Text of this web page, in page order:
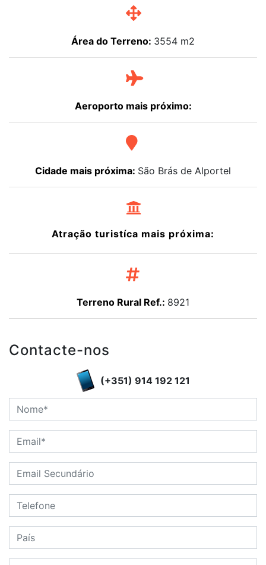
Área do Terreno: 3554 m2
Aeroporto mais próximo:
Cidade mais próxima: São Brás de Alportel
Atração turistíca mais próxima:
Terreno Rural Ref.: 8921
Contacte-nos
(+351) 914 192 121